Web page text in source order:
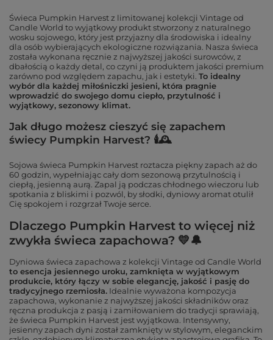
Świeca Pumpkin Harvest z limitowanej kolekcji Vintage od
Candle World to wyjątkowy produkt stworzony z naturalnego
wosku sojowego, który jest przyjazny dla środowiska i idealny
dla osób wybierających ekologiczne rozwiązania. Nasza świeca
została wykonana ręcznie z najwyższej jakości surowców, z
dbałością o każdy detal, co czyni ją produktem jakości premium
zarówno pod względem zapachu, jak i estetyki. To idealny
wybór dla każdej miłośniczki jesieni, która pragnie
wprowadzić do swojego domu ciepło, przytulność i
wyjątkowy, sezonowy klimat.
Jak długo możesz cieszyć się zapachem
świecy Pumpkin Harvest? 🕯🕰
Sojowa świeca Pumpkin Harvest roztacza piękny zapach aż do
60 godzin, wypełniając cały dom sezonową przytulnością i
ciepłą, jesienną aurą. Zapal ją podczas chłodnego wieczoru lub
spotkania z bliskimi i pozwól, by słodki, dyniowy aromat otulił
Cię spokojem i rozgrzał Twoje serce.
Dlaczego Pumpkin Harvest to więcej niż
zwykła świeca zapachowa? 💛🔔
Dyniowa świeca zapachowa z kolekcji Vintage od Candle World
to esencja jesiennego uroku, zamknięta w wyjątkowym
produkcie, który łączy w sobie elegancję, jakość i pasję do
tradycyjnego rzemiosła. Idealnie wyważona kompozycja
zapachowa, wykonanie z najwyższej jakości składników oraz
ręczna produkcja z pasją i zamiłowaniem do tradycji sprawiają,
że świeca Pumpkin Harvest jest wyjątkowa. Intensywny,
jesienny zapach dyni został zamknięty w stylowym, eleganckim